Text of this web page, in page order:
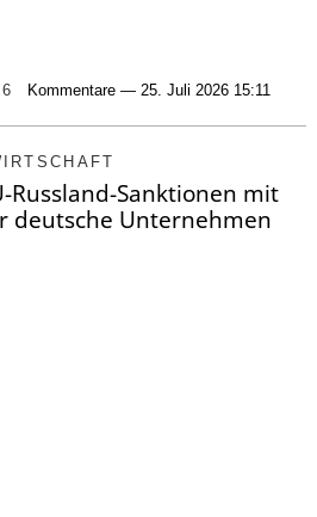
6 Kommentare — 25. Juli 2026 15:11
Russland-Sanktionen mit
deutsche Unternehmen